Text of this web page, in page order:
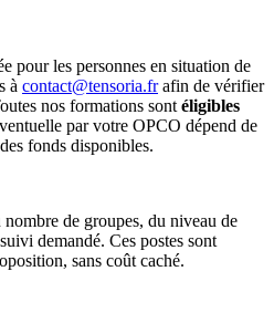
pour les personnes en situation de
à contact@tensoria.frafin de vérifier
nos formations sontéligibles
par votre OPCO dépend de
fonds disponibles.
de groupes, du niveau de
demandé. Ces postes sont
sans coût caché.